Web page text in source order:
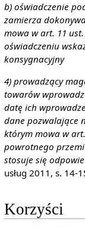
b) oświadczenie
zamierza
mowa w art. 11
oświadczeniu
konsygnacyjny
4) prowadzący
towarów
datę ich
dane pozwalające
którym mowa w
powrotnego
stosuje się
usług 2011, s. 14-
Korzyści